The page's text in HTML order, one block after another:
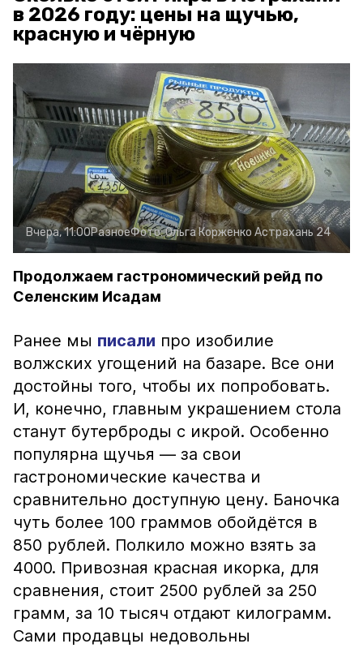
в 2026 году: цены на щучью,
красную и чёрную
Вчера, 11:00РазноеФото:Ольга Корженко Астрахань 24
Продолжаем гастрономический рейд по
Селенским Исадам
Ранее мы писали про изобилие
волжских угощений на базаре. Все они
достойны того, чтобы их попробовать.
И, конечно, главным украшением стола
станут бутерброды с икрой. Особенно
популярна щучья — за свои
гастрономические качества и
сравнительно доступную цену. Баночка
чуть более 100 граммов обойдётся в
850 рублей. Полкило можно взять за
4000. Привозная красная икорка, для
сравнения, стоит 2500 рублей за 250
грамм, за 10 тысяч отдают килограмм.
Сами продавцы недовольны